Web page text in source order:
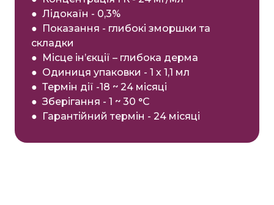
● Лідокаїн - 0,3%
● Показання - глибокі зморшки та
складки
● Місце ін’єкції – глибока дерма
● Одиниця упаковки - 1 х 1,1 мл
● Термін дії -18 ~ 24 місяці
● Зберігання - 1 ~ 30 °С
● Гарантійний термін - 24 місяці